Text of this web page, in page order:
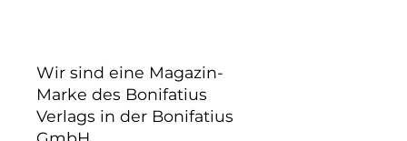
Wir sind eine Magazin-
Marke des Bonifatius
Verlags in der Bonifatius